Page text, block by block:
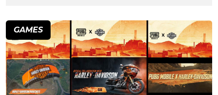
GAMES